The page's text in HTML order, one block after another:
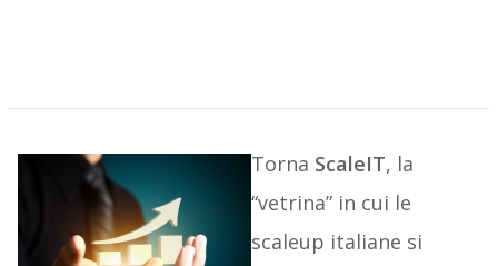
Torna ScaleIT, la
“vetrina” in cui le
scaleup italiane si